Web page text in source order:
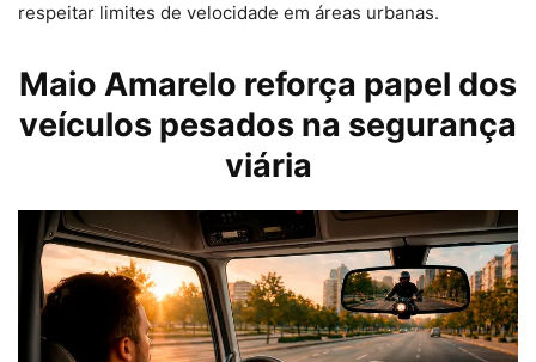
respeitar limites de velocidade em áreas urbanas.
Maio Amarelo reforça papel dos
veículos pesados na segurança
viária